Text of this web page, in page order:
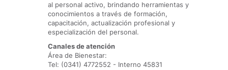
al personal activo, brindando herramientas y
conocimientos a través de formación,
capacitación, actualización profesional y
especialización del personal.
Canales de atención
Área de Bienestar:
Tel: (0341) 4772552 - Interno 45831